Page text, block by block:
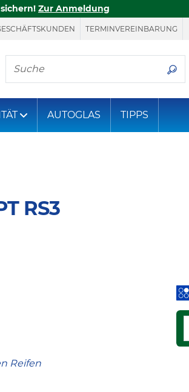
Zur Anmeldung
TERMINVEREINBARUNG
Hier finden Sie, was Sie suchen
AUTOGLAS TIPPS
RS3
Reifen